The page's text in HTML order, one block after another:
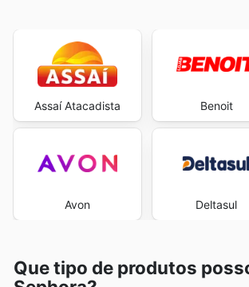
Assaí Atacadista
Avon
Benoit
Deltasul
Que tipo de produtos